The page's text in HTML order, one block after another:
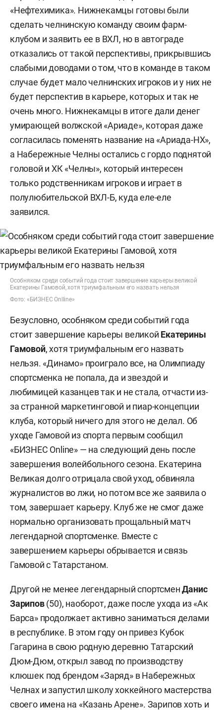
«Нефтехимика». Нижнекамцы готовы были
сделать челнинскую команду своим фарм-
клубом и заявить ее в ВХЛ, но в автограде
отказались от такой перспективы, прикрывшись
слабыми доводами о том, что в команде в таком
случае будет мало челнинских игроков и у них не
будет перспектив в карьере, которых и так не
очень много. Нижнекамцы в итоге дали денег
умирающей волжской «Ариаде», которая даже
согласилась поменять название на «Ариада-НХ»,
а Набережные Челны остались с гордо поднятой
головой и ХК «Челны», который интересен
только родственникам игроков и играет в
полулюбительской ВХЛ-Б, куда еле-еле
заявился.
Особняком среди событий года стоит завершение карьеры великой
Екатерины Гамовой, хотя триумфальным его назвать нельзя
Фото: «БИЗНЕС Onlline»
Безусловно, особняком среди событий года
стоит завершение карьеры великой Екатерины
Гамовой, хотя триумфальным его назвать
нельзя. «Динамо» проиграло все, на Олимпиаду
спортсменка не попала, да и звездой и
любимицей казанцев так и не стала, отчасти из-
за странной маркетинговой и пиар-концепции
клуба, который ничего для этого не делал. Об
уходе Гамовой из спорта первым сообщил
«БИЗНЕС Online» — на следующий день после
завершения волейбольного сезона. Екатерина
Великая долго отрицала свой уход, обвиняла
журналистов во лжи, но потом все же заявила о
том, завершает карьеру. Клуб же не смог даже
нормально организовать прощальный матч
легендарной спортсменке. Вместе с
завершением карьеры обрывается и связь
Гамовой с Татарстаном.
Другой не менее легендарный спортсменДанис
Зарипов(50), наоборот, даже после ухода из «Ак
Барса» продолжает активно заниматься делами
в республике. В этом году он привез Кубок
Гагарина в свою родную деревню Татарский
Дюм-Дюм, открыл завод по производству
клюшек под брендом «Заряд» в Набережных
Челнах и запустил школу хоккейного мастерства
своего имена на «Казань Арене». Зарипов хоть и